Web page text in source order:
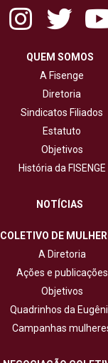
QUEM SOMOS
A Fisenge
Diretoria
Sindicatos Filiados
Estatuto
Objetivos
História da FISENGE
NOTÍCIAS
COLETIVO DE
A Diretoria
Ações e publicações
Objetivos
Quadrinhos da
Campanhas